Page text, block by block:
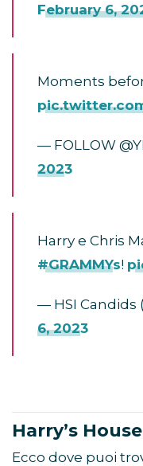
February 6,
Moments
— FOLLOW
2023
Harry e Chris
#GRAMMYs!
— HSI Candids
6, 2023
Harry’s
Ecco dove puoi